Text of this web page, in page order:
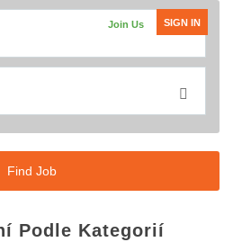
Join Us SIGN IN
Podle Kategorií